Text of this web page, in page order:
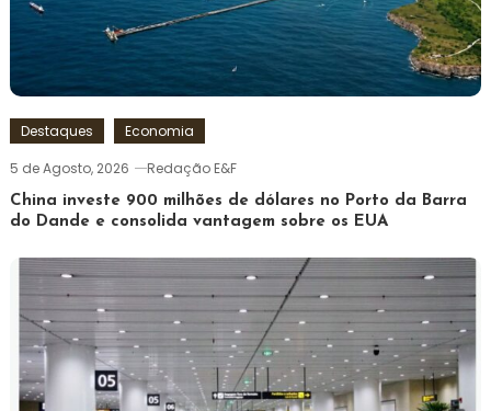
Destaques
Economia
5 de Agosto, 2026
Redação E&F
China investe 900 milhões de dólares no Porto da Barra
do Dande e consolida vantagem sobre os EUA